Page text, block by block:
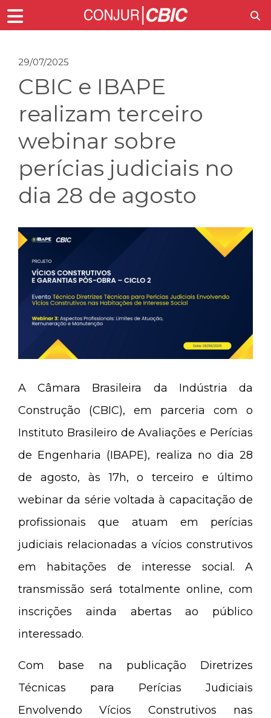
29/07/2025
CBIC e IBAPE
realizam terceiro
webinar sobre
perícias judiciais no
dia 28 de agosto
A Câmara Brasileira da Indústria da
Construção (CBIC), em parceria com o
Instituto Brasileiro de Avaliações e Perícias
de Engenharia (IBAPE), realiza no dia 28
de agosto, às 17h, o terceiro e último
webinar da série voltada à capacitação de
profissionais que atuam em perícias
judiciais relacionadas a vícios construtivos
em habitações de interesse social. A
transmissão será totalmente online, com
inscrições ainda abertas ao público
interessado.
Com base na publicação Diretrizes
Técnicas para Perícias Judiciais
Envolvendo Vícios Construtivos nas